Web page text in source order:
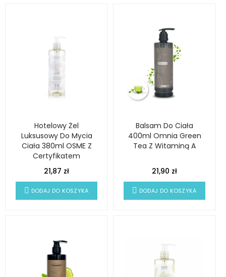
Hotelowy Żel
Luksusowy Do Mycia
Ciała 380ml OSME Z
Certyfikatem
ECOCERT
21,87 zł
DODAJ DO KOSZYKA
Balsam Do Ciała
400ml Omnia Green
Tea Z Witaminą A
21,90 zł
DODAJ DO KOSZYKA